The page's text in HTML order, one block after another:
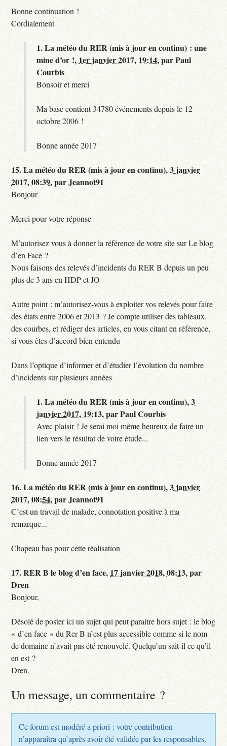
Bonne continuation !
Cordialement
1.La météo du RER (mis à jour en continu) : une
mine d’or !, 1er janvier 2017, 19:14,parPaul
Courbis
Bonsoir et merci
Ma base contient 34780 événements depuis le 12
octobre 2006 !
Bonne année 2017
15.La météo du RER (mis à jour en continu),3 janvier
2017, 08:39,parJeannot91
Bonjour
Merci pour votre réponse
M’autorisez vous à donner la référence de votre site sur Le blog
d’en Face ?
Nous faisons des relevés d’incidents du RER B depuis un peu
plus de 3 ans en HDP et JO
Autre point : m’autorisez-vous à exploiter vos relevés pour faire
des états entre 2006 et 2013 ? Je compte utiliser des tableaux,
des courbes, et rédiger des articles, en vous citant en référence,
si vous êtes d’accord bien entendu
Dans l’optique d’informer et d’étudier l’évolution du nombre
d’incidents sur plusieurs années
1.La météo du RER (mis à jour en continu),3
janvier 2017, 19:13,parPaul Courbis
Avec plaisir ! Je serai moi même heureux de faire un
lien vers le résultat de votre étude...
Bonne année 2017
16.La météo du RER (mis à jour en continu),3 janvier
2017, 08:54,parJeannot91
C’est un travail de malade, connotation positive à ma
remarque...
Chapeau bas pour cette réalisation
17.RER B le blog d’en face, 17 janvier 2018, 08:13,par
Dren
Bonjour,
Désolé de poster ici un sujet qui peut paraitre hors sujet : le blog
« d’en face » du Rer B n’est plus accessible comme si le nom
de domaine n’avait pas été renouvelé. Quelqu’un sait-il ce qu’il
en est ?
Dren.
Un message, un commentaire ?
Ce forum est modéré a priori : votre contribution
n’apparaîtra qu’après avoir été validée par les responsables.